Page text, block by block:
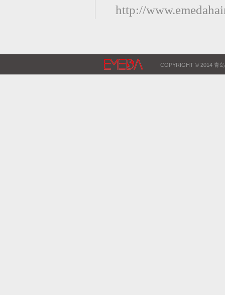
http://
COPYRIGHT © 2014 青